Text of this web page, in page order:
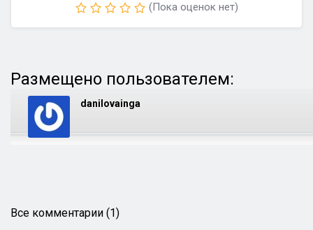
(Пока оценок нет)
Размещено пользователем:
danilovainga
Все комментарии (1)